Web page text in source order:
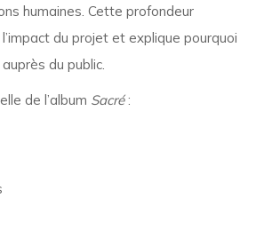
humaines. Cette profondeur
du projet et explique pourquoi
du public.
de l’album Sacré: